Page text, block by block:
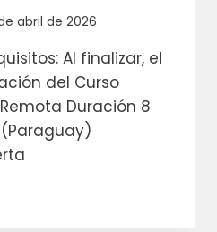
abril de 2026
Al finalizar, el
del Curso
Duración 8
(Paraguay)